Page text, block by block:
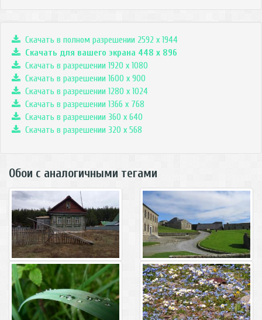
Скачать в полном разрешении 2592 x 1944
Скачать для вашего экрана 448 x 896
Скачать в разрешении 1920 x 1080
Скачать в разрешении 1600 x 900
Скачать в разрешении 1280 x 1024
Скачать в разрешении 1366 x 768
Скачать в разрешении 360 x 640
Скачать в разрешении 320 x 568
Обои с аналогичными тегами